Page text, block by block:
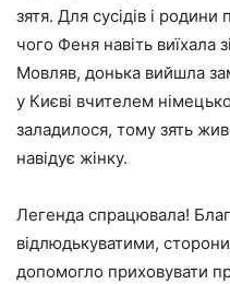
зятя. Для сусідів і
чого Феня навіть виїхала
Мовляв, донька вийшла
у Києві вчителем
заладилося, тому зять
навідує жінку.
Легенда спрацювала!
відлюдькуватими,
допомогло приховувати